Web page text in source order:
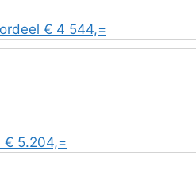
€ 4 544,=
€ 5.204,=